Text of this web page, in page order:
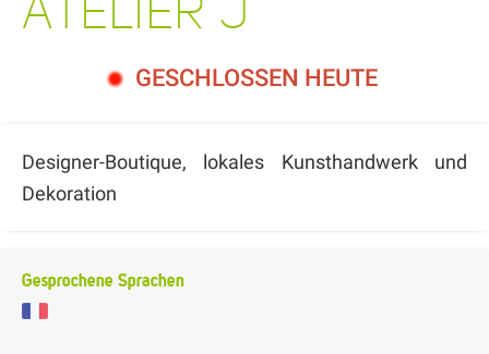
ATELIER J
GESCHLOSSEN HEUTE
Designer-Boutique, lokales Kunsthandwerk und
Dekoration
Gesprochene Sprachen